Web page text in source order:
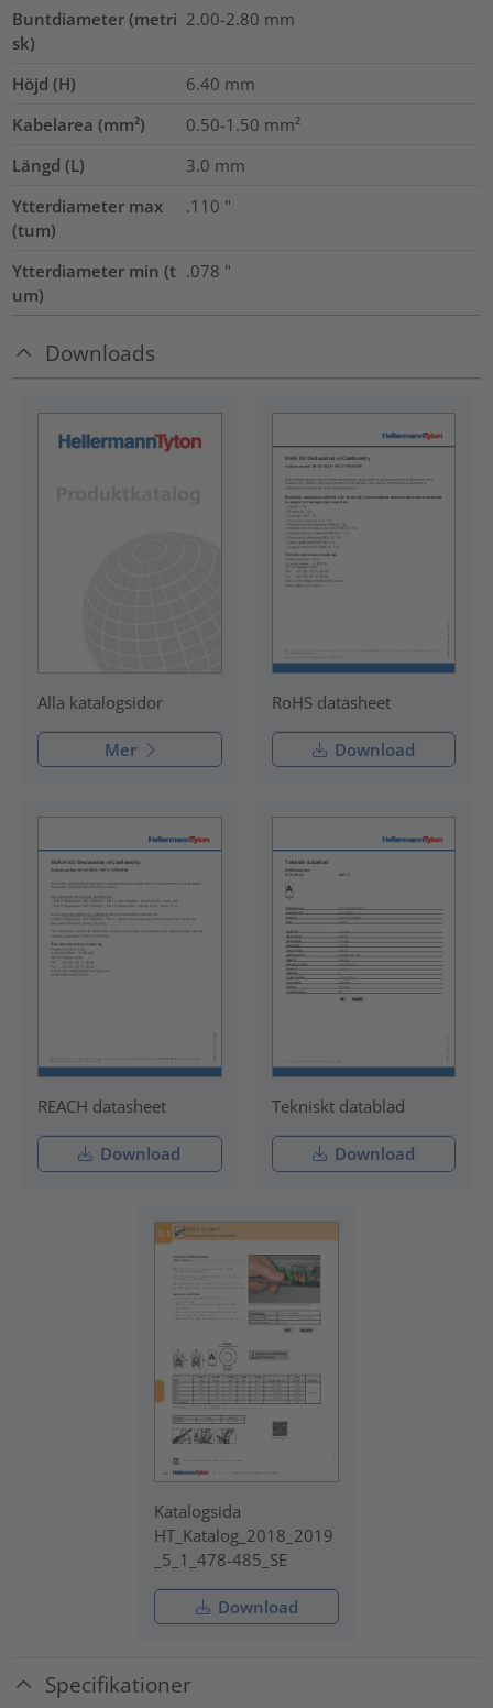
Buntdiameter (metri
sk)
2.00-2.80 mm
Höjd (H) 6.40 mm
Kabelarea (mm²)
0.50-1.50 mm²
Längd (L)
3.0 mm
Ytterdiameter max
(tum)
.110 "
Ytterdiameter min (t
um)
.078 "
Downloads
Alla katalogsidor
Mer
RoHS datasheet
Download
REACH datasheet
Download
Tekniskt datablad
Download
Katalogsida
HT_Katalog_2018_2019
_5_1_478-485_SE
Download
Specifikationer